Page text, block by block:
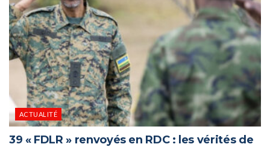
ACTUALITÉ
39 « FDLR » renvoyés en RDC : les vérités de